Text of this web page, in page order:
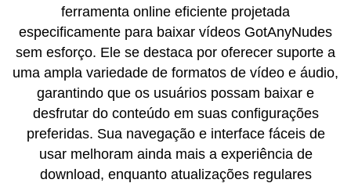
ferramenta online eficiente projetada
especificamente para baixar vídeos GotAnyNudes
sem esforço. Ele se destaca por oferecer suporte a
uma ampla variedade de formatos de vídeo e áudio,
garantindo que os usuários possam baixar e
desfrutar do conteúdo em suas configurações
preferidas. Sua navegação e interface fáceis de
usar melhoram ainda mais a experiência de
download, enquanto atualizações regulares